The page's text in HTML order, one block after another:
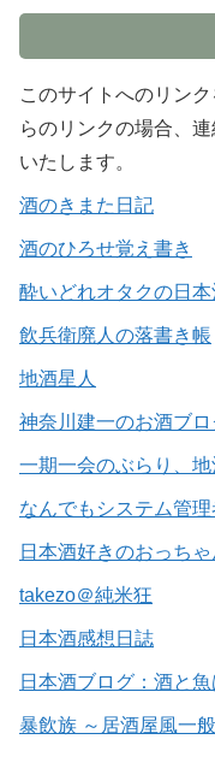
このサイトへのリン
らのリンクの場合、
いたします。
酒のきまた日記
酒のひろせ覚え書き
酔いどれオタクの日
飲兵衛廃人の落書き帳
地酒星人
神奈川建一のお酒ブロ
一期一会のぶらり、
なんでもシステム管理
日本酒好きのおっち
takezo＠純米狂
日本酒感想日誌
日本酒ブログ：酒と魚
暴飲族 ～居酒屋風一